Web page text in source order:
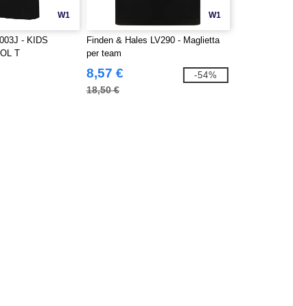
W1
- KIDS
T
W1
Finden & Hales LV290 - Maglietta
per team
8,57 €
18,50 €
-54%